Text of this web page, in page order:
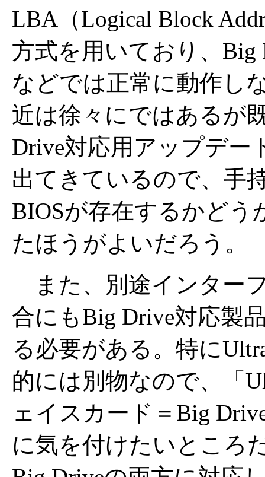
LBA（Logical Block
方式を用いており、
などでは正常に動作し
近は徐々にではあるが
Drive対応用アップデー
出てきているので、手
BIOSが存在するかど
たほうがよいだろう。
また、別途インター
合にもBig Drive対応製
る必要がある。特に
的には別物なので、「
ェイスカード＝Big
に気を付けたいところ